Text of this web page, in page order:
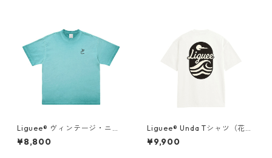
Liguee®️ ヴィンテージ・ニュ
アンス Tシャツ（刺繍ロゴ）タ
ーコイズブルー
¥8,800
Liguee®️ Unda Tシャツ（花ロ
ゴ刺繍&バックプリント）
¥9,900